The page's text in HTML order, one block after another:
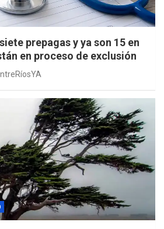
prepagas y ya son 15 en
en proceso de exclusión